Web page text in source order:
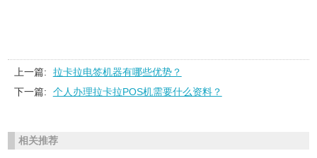
上一篇:
拉卡拉电签机器有哪些优势？
下一篇:
个人办理拉卡拉POS机需要什么资料？
相关推荐